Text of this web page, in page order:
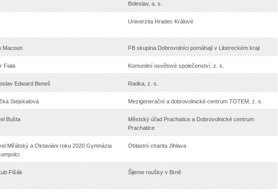
Boleslav, a. s.
Univerzita Hradec Králové
Macoun FB skupina Dobrovolníci pomáhají v Libereckém kraji
Fiala Komunitní osvětové společenství, z. s.
Edward Beneš Radka, z. s.
Stejskalová Mezigenerační a dobrovolnické centrum TOTEM, z. s.
Bušta
Městský úřad Prachatice a Dobrovolnické centrum
Prachatice
Miřátský a Oktaviáni roku 2020 Gymnázia
Oblastní charita Jihlava
Fišák Šijeme roušky v Brně